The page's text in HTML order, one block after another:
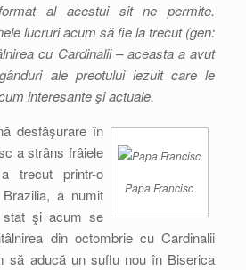
al acestui sit ne permite.
lucruri acum să fie la trecut (gen:
cu Cardinalii – aceasta a avut
ale preotului iezuit care le
interesante şi actuale.
Papa Francisc
desfăşurare în
a strâns frâiele
trecut printr-o
a numit
stat şi acum se
din octombrie cu Cardinalii
să aducă un suflu nou în Biserica